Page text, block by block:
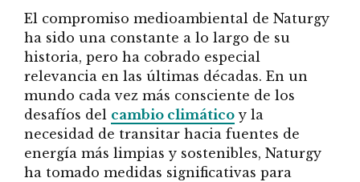
El compromiso medioambiental de Naturgy
ha sido una constante a lo largo de su
historia, pero ha cobrado especial
relevancia en las últimas décadas. En un
mundo cada vez más consciente de los
desafíos del cambio climático y la
necesidad de transitar hacia fuentes de
energía más limpias y sostenibles, Naturgy
ha tomado medidas significativas para